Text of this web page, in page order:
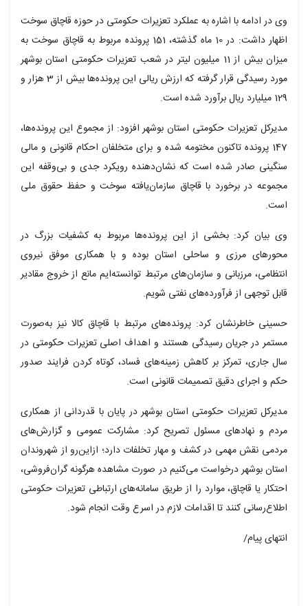
وی در ادامه با اشاره به عملکرد تعزیرات حکومتی در حوزه قاچاق سوخت
اظهار داشت: در 10 ماه گذشته، 151 پرونده مربوط به قاچاق سوخت به
میزان بیش از 11 میلیون لیتر در شعب تعزیرات حکومتی استان بوشهر
مورد رسیدگی قرار گرفته که ارزش ریالی این پرونده‌ها بیش از 3 هزار و
129 میلیارد ریال برآورد شده است.
مدیرکل تعزیرات حکومتی استان بوشهر افزود: از مجموع این پرونده‌ها،
147 پرونده تاکنون مختومه شده و برای متخلفان احکام قانونی و مالی
سنگینی صادر شده است که نشان‌دهنده رویکرد جدی و بی‌وقفه این
مجموعه در برخورد با قاچاق سازمان‌یافته سوخت و حفظ حقوق ملی
است.
وی بیان کرد: بخشی از این پرونده‌ها مربوط به کشفیات بزرگ در
محورهای مرزی و ساحلی استان بوده و با همکاری موفق نیروی
انتظامی، مرزبانی و سازمان‌های مرتبط توانسته‌ایم مانع از خروج مقادیر
قابل توجهی از فرآورده‌های نفتی شویم.
حسینی خاطرنشان کرد: پرونده‌های مرتبط با قاچاق کالا نیز به‌صورت
مستمر در جریان رسیدگی هستند و اهداف اصلی تعزیرات حکومتی در
سال جاری، تمرکز بر کاهش زمینه‌های فساد، کوتاه کردن فرایند صدور
حکم و اجرای دقیق تصمیمات قانونی است.
مدیرکل تعزیرات حکومتی استان بوشهر در پایان با قدردانی از همکاری
مردم و نهادهای مسئول تصریح کرد: مشارکت عمومی و گزارش‌های
مردمی نقش مهمی در کشف و مهار تخلفات دارد؛ ازاین‌رو از شهروندان
استان بوشهر درخواست می‌کنیم در صورت مشاهده هرگونه گران‌فروشی،
احتکار یا قاچاق، موارد را از طریق سامانه‌های ارتباطی تعزیرات حکومتی
اطلاع‌رسانی کنند تا اقدامات لازم در اسرع وقت انجام شود.
انتهای پیام/